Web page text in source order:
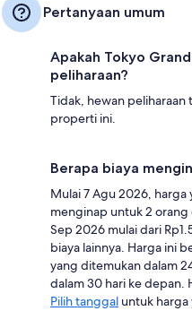
Pertanyaan umum
Apakah Tokyo
peliharaan?
Tidak, hewan
properti ini.
Berapa biaya
Mulai 7 Agu 2026, harga
menginap untuk 2 orang
Sep 2026 mulai dari
biaya lainnya. Harga ini
yang ditemukan dalam
dalam 30 hari ke depan.
Pilih tanggal untuk harga